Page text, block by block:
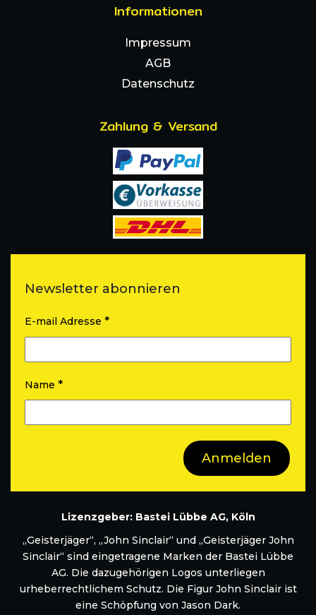
Informationen
Impressum
AGB
Datenschutz
Zahlung & Versand
Newsletter abonnieren
E-mail Adresse *
Name *
Lizenzgeber: Bastei Lübbe AG, Köln
„Geisterjäger“, „John Sinclair“ und „Geisterjäger John
Sinclair“ sind eingetragene Marken der Bastei Lübbe
AG. Die dazugehörigen Logos unterliegen
urheberrechtlichem Schutz. Die Figur John Sinclair ist
eine Schöpfung von Jason Dark.